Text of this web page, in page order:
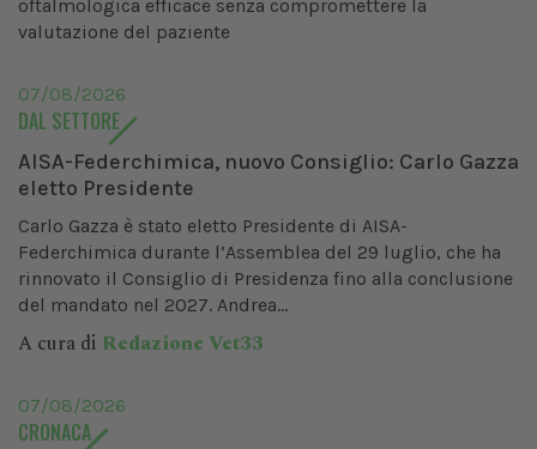
oftalmologica efficace senza compromettere la
valutazione del paziente
07/08/2026
DAL SETTORE
AISA-Federchimica, nuovo Consiglio: Carlo Gazza
eletto Presidente
Carlo Gazza è stato eletto Presidente di AISA-
Federchimica durante l’Assemblea del 29 luglio, che ha
rinnovato il Consiglio di Presidenza fino alla conclusione
del mandato nel 2027. Andrea...
A cura di Redazione Vet33
07/08/2026
CRONACA